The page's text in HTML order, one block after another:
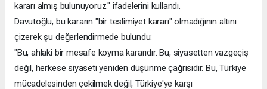
kararı almış bulunuyoruz." ifadelerini kullandı.
Davutoğlu, bu kararın "bir teslimiyet kararı" olmadığının altını
çizerek şu değerlendirmede bulundu:
"Bu, ahlaki bir mesafe koyma kararıdır. Bu, siyasetten vazgeçiş
değil, herkese siyaseti yeniden düşünme çağrısıdır. Bu, Türkiye
mücadelesinden çekilmek değil, Türkiye'ye karşı